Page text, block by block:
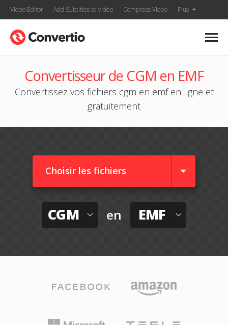
Video Editor Add Subtitles to Video Compress Video Plus
Convertisseur de CGM en EMF
Convertissez vos fichiers cgm en emf en ligne et
gratuitement
Choisir les fichiers
CGM en EMF